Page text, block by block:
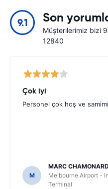
9.1 Son
Müşterilerimiz bizi
12840
Çok iyi
Personel çok hoş ve
M
MARC CHAMONARD
Melbourne Airport -
Terminal